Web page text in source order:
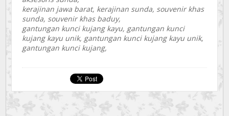
kerajinan jawa barat, kerajinan sunda, souvenir khas
sunda, souvenir khas baduy,
gantungan kunci kujang kayu, gantungan kunci
kujang kayu unik, gantungan kunci kujang kayu unik,
gantungan kunci kujang,